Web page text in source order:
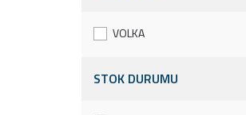
VOLKA
STOK DURUMU